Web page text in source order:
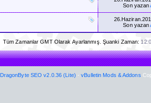
Son yazan
Son yazan
Tüm Zamanlar GMT Olarak Ayarlanmış. Şuanki Zaman:
DragonByte SEO v2.0.36 (Lite) -vBulletin Mods & Addons